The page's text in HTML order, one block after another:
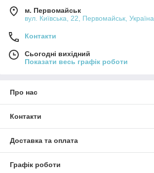
м. Первомайськ
вул. Київська, 22, Первомайськ, Україна
Контакти
Сьогодні вихідний
Показати весь графік роботи
Про нас
Контакти
Доставка та оплата
Графік роботи